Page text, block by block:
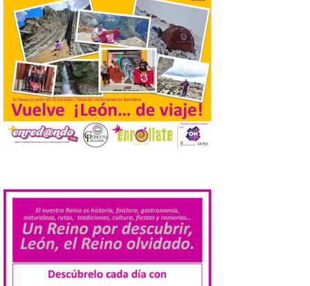
Turismo de Extremadura
impulsa nuevas
iniciativas relacionadas
con el trío de eclipses para
afianzar a Extremadura
como referente en
astroturismo
8 Ago 2026
Extremadura cuenta con
uno de los cielos
natural que permite disfrutar de
actividades de astroturismo durante todo
el año. La Dirección General de Turismo
ha puesto en marcha diversas iniciativas
relacionadas […]